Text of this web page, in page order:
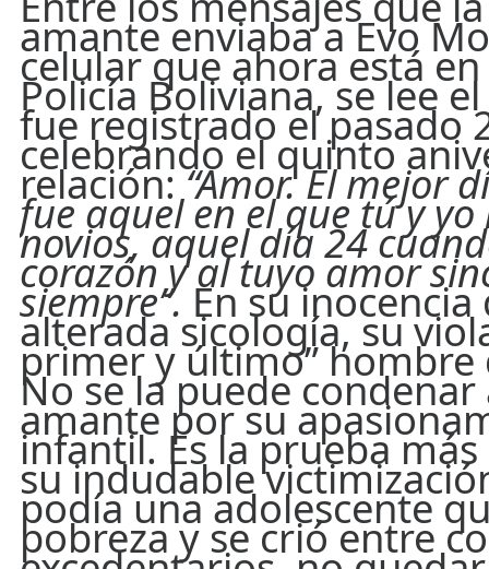
amante enviaba a Evo
celular que ahora está
Policía Boliviana, se lee
fue registrado el pasado
celebrando el quinto
relación:“Amor. El mejor
fue aquel en el que tú y
novios, aquel día 24
corazón y al tuyo amor
siempre”. En su
alterada sicología, su
primer y último” hombre
No se la puede
amante por su
infantil. Es la prueba
su indudable
podía una adolescente
pobreza y se crió entre